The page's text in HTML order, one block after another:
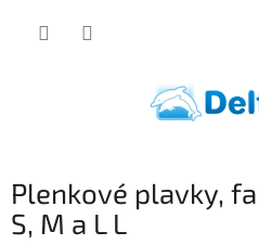
Plenkové plavky,
S, M a L L